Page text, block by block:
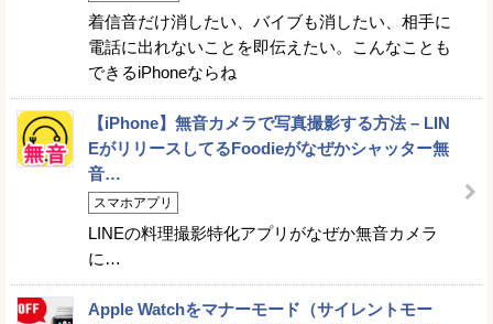
着信音だけ消したい、バイブも消したい、相手に
電話に出れないことを即伝えたい。こんなことも
できるiPhoneならね
【iPhone】無音カメラで写真撮影する方法 – LIN
EがリリースしてるFoodieがなぜかシャッター無
音…
スマホアプリ
LINEの料理撮影特化アプリがなぜか無音カメラ
に…
Apple Watchをマナーモード（サイレントモー